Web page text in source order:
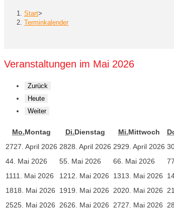
Start>
Terminkalender
Veranstaltungen im Mai 2026
Zurück
Heute
Weiter
Mo.Montag Di.Dienstag Mi.Mittwoch
2727. April 2026 2828. April 2026 2929. April 2026
44. Mai 2026 55. Mai 2026 66. Mai 2026 7
1111. Mai 2026 1212. Mai 2026 1313. Mai 2026
1818. Mai 2026 1919. Mai 2026 2020. Mai 2026 21
2525. Mai 2026 2626. Mai 2026 2727. Mai 2026 28